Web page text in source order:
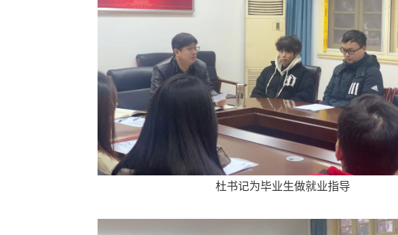
杜书记为毕业生做就业指导